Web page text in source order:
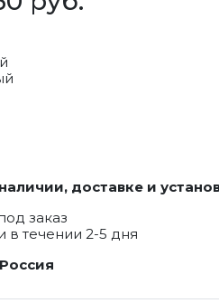
доставке и
заказ
в течении 2-5 дня